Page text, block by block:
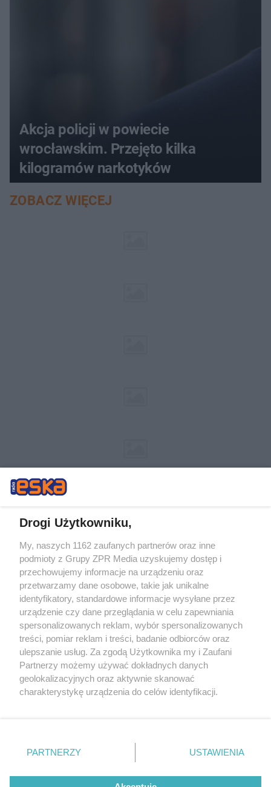
Akcja policji w powiecie
wrocławskim. Przejęto kilka
kilogramów narkotyków
ZOBACZ WIĘCEJ
Żaden utwór zamieszczony w serwisie nie może być powielany i
rozpowszechniany lub dalej rozpowszechniany w jakikolwiek sposób (w
tym także elektroniczny lub mechaniczny) na jakimkolwiek polu
eksploatacji w jakiejkolwiek formie, włącznie z umieszczaniem w
Internecie bez pisemnej zgody właściciela praw. Jakiekolwiek użycie lub
wykorzystanie utworów w całości lub w części z naruszeniem prawa,
tzn. bez właściwej zgody, jest zabronione pod groźbą kary i może być
ścigane prawnie.
© 2026 Grupa ZPR Media
Drogi Użytkowniku,
My, naszych 1162 zaufanych partnerów oraz inne
podmioty z Grupy ZPR Media uzyskujemy dostęp i
przechowujemy informacje na urządzeniu oraz
przetwarzamy dane osobowe, takie jak unikalne
identyfikatory, standardowe informacje wysyłane przez
urządzenie czy dane przeglądania w celu zapewniania
spersonalizowanych reklam, wybór spersonalizowanych
treści, pomiar reklam i treści, badanie odbiorców oraz
ulepszanie usług. Za zgodą Użytkownika my i Zaufani
Partnerzy możemy używać dokładnych danych
geolokalizacyjnych oraz aktywnie skanować
charakterystykę urządzenia do celów identyfikacji.
zmienić/wycofać klikając przycisk ustawień prywatności
znajdujący się w lewym dolnym rogu strony
rodzaje przetwarzania danych nie wymagają zgody
PARTNERZY USTAWIENIA